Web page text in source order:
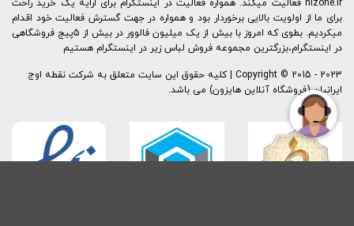
hizone.ir فعالیت میکند. همواره فعالیت در اینستگرام برای ارایه یک خرید راحت
برای ما از اولویت بالایی برخوردار بود و همواره در جهت گسترش فعالیت خود اقدام
میکردیم. بطوی که امروز با بیش از یک میلیون فالوور در بیش از 5پیج فروشگاهی
در اینستگرام،بزرگترین مجموعه فروش لباس زیر در اینستگرام هستیم
Copyright © 2015 - 2023 | کليه حقوق اين سايت متعلق به شرکت نقطه اوج
ایرانیان (فروشگاه آنلاین هایزون) می باشد.